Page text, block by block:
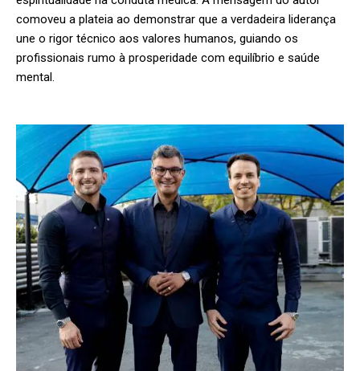
comoveu a plateia ao demonstrar que a verdadeira liderança
une o rigor técnico aos valores humanos, guiando os
profissionais rumo à prosperidade com equilíbrio e saúde
mental.